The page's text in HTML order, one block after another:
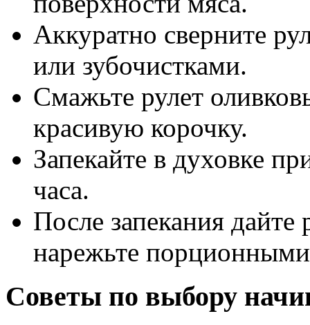
Аккуратно сверните
или зубочистками.
Смажьте рулет
красивую корочку.
Запекайте в духовке
часа.
После запекания дайте
нарежьте
Советы по выбору